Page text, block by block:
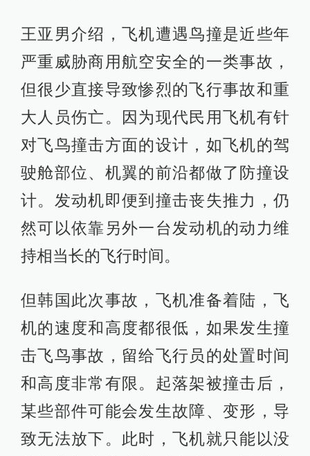
王亚男介绍，飞机遭遇鸟撞是近些年
严重威胁商用航空安全的一类事故，
但很少直接导致惨烈的飞行事故和重
大人员伤亡。因为现代民用飞机有针
对飞鸟撞击方面的设计，如飞机的驾
驶舱部位、机翼的前沿都做了防撞设
计。发动机即便到撞击丧失推力，仍
然可以依靠另外一台发动机的动力维
持相当长的飞行时间。
但韩国此次事故，飞机准备着陆，飞
机的速度和高度都很低，如果发生撞
击飞鸟事故，留给飞行员的处置时间
和高度非常有限。起落架被撞击后，
某些部件可能会发生故障、变形，导
致无法放下。此时，飞机就只能以没